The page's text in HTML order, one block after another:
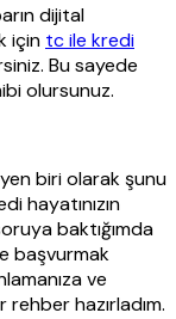
dijital
için tc ile kredi
Bu sayede
olursunuz.
biri olarak şunu
hayatınızın
baktığımda
başvurmak
ve
rehber hazırladım.